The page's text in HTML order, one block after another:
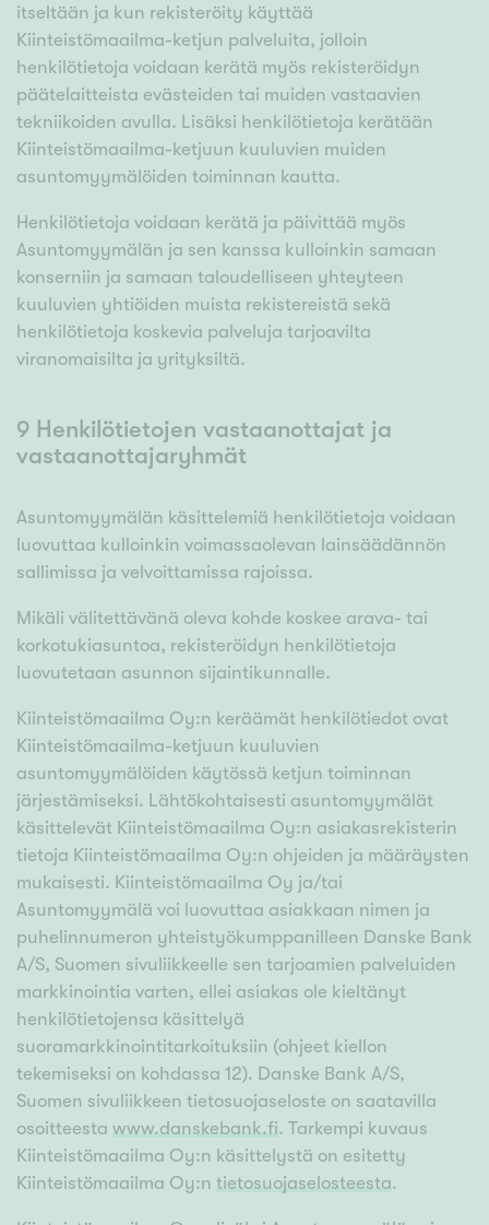
itseltään ja kun rekisteröity käyttää
Kiinteistömaailma-ketjun palveluita, jolloin
henkilötietoja voidaan kerätä myös rekisteröidyn
päätelaitteista evästeiden tai muiden vastaavien
tekniikoiden avulla. Lisäksi henkilötietoja kerätään
Kiinteistömaailma-ketjuun kuuluvien muiden
asuntomyymälöiden toiminnan kautta.
Henkilötietoja voidaan kerätä ja päivittää myös
Asuntomyymälän ja sen kanssa kulloinkin samaan
konserniin ja samaan taloudelliseen yhteyteen
kuuluvien yhtiöiden muista rekistereistä sekä
henkilötietoja koskevia palveluja tarjoavilta
viranomaisilta ja yrityksiltä.
9 Henkilötietojen vastaanottajat ja
vastaanottajaryhmät
Asuntomyymälän käsittelemiä henkilötietoja voidaan
luovuttaa kulloinkin voimassaolevan lainsäädännön
sallimissa ja velvoittamissa rajoissa.
Mikäli välitettävänä oleva kohde koskee arava- tai
korkotukiasuntoa, rekisteröidyn henkilötietoja
luovutetaan asunnon sijaintikunnalle.
Kiinteistömaailma Oy:n keräämät henkilötiedot ovat
Kiinteistömaailma-ketjuun kuuluvien
asuntomyymälöiden käytössä ketjun toiminnan
järjestämiseksi. Lähtökohtaisesti asuntomyymälät
käsittelevät Kiinteistömaailma Oy:n asiakasrekisterin
tietoja Kiinteistömaailma Oy:n ohjeiden ja määräysten
mukaisesti. Kiinteistömaailma Oy ja/tai
Asuntomyymälä voi luovuttaa asiakkaan nimen ja
puhelinnumeron yhteistyökumppanilleen Danske Bank
A/S, Suomen sivuliikkeelle sen tarjoamien palveluiden
markkinointia varten, ellei asiakas ole kieltänyt
henkilötietojensa käsittelyä
suoramarkkinointitarkoituksiin (ohjeet kiellon
tekemiseksi on kohdassa 12). Danske Bank A/S,
Suomen sivuliikkeen tietosuojaseloste on saatavilla
osoitteesta www.danskebank.fi. Tarkempi kuvaus
Kiinteistömaailma Oy:n käsittelystä on esitetty
Kiinteistömaailma Oy:n tietosuojaselosteesta.